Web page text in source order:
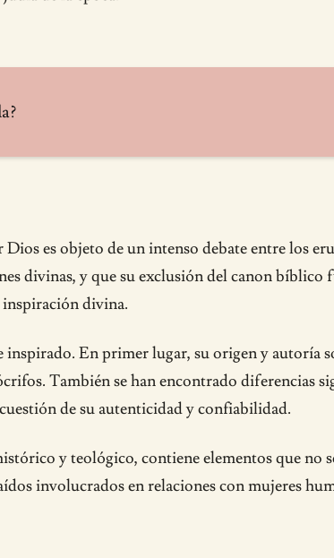
es objeto de un intenso debate entre los
divinas, y que su exclusión del canon
inspiración divina.
En primer lugar, su origen y autoría
También se han encontrado diferencias
de su autenticidad y confiabilidad.
y teológico, contiene elementos que no
involucrados en relaciones con mujeres